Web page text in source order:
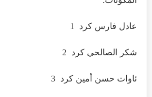
عادل فارس كرد 1
شكر الصالحي كرد 2
ئاوات حسن أمين كرد 3